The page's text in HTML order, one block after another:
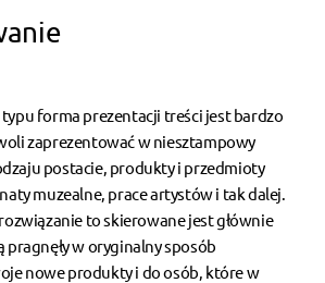
forma prezentacji treści jest bardzo
zaprezentować w niesztampowy
postacie, produkty i przedmioty
muzealne, prace artystów i tak dalej.
to skierowane jest głównie
w oryginalny sposób
nowe produkty i do osób, które w